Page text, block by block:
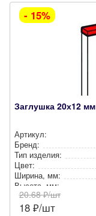
- 15%
Заглушка 20х12 мм
Артикул:
Бренд:
Тип изделия:
Цвет:
Ширина, мм:
Высота, мм:
20.68₽/шт
18 ₽/шт